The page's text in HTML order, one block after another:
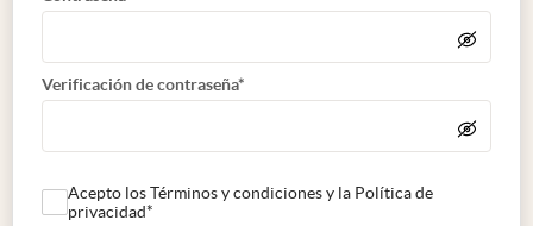
Verificación de contraseña*
Acepto los Términos y condiciones y la Política de
privacidad*